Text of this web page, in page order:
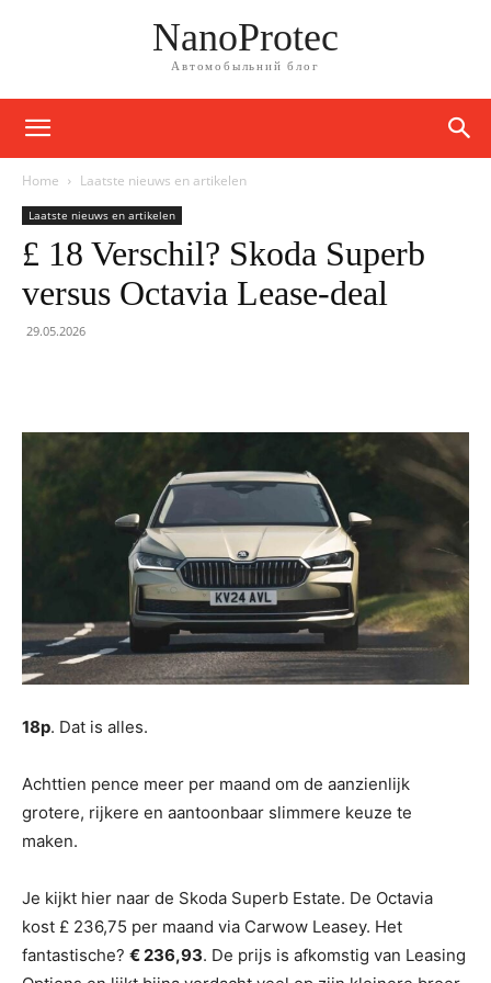
NanoProtec
Автомобыльний блог
Home Laatste nieuws en artikelen
Laatste nieuws en artikelen
£ 18 Verschil? Skoda Superb
versus Octavia Lease-deal
29.05.2026
18p. Dat is alles.
Achttien pence meer per maand om de aanzienlijk
grotere, rijkere en aantoonbaar slimmere keuze te
maken.
Je kijkt hier naar de Skoda Superb Estate. De Octavia
kost £ 236,75 per maand via Carwow Leasey. Het
fantastische? € 236,93. De prijs is afkomstig van Leasing